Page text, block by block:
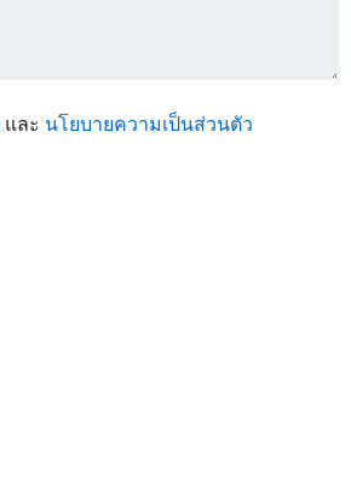
และ นโยบายความเป็นส่วนตัว